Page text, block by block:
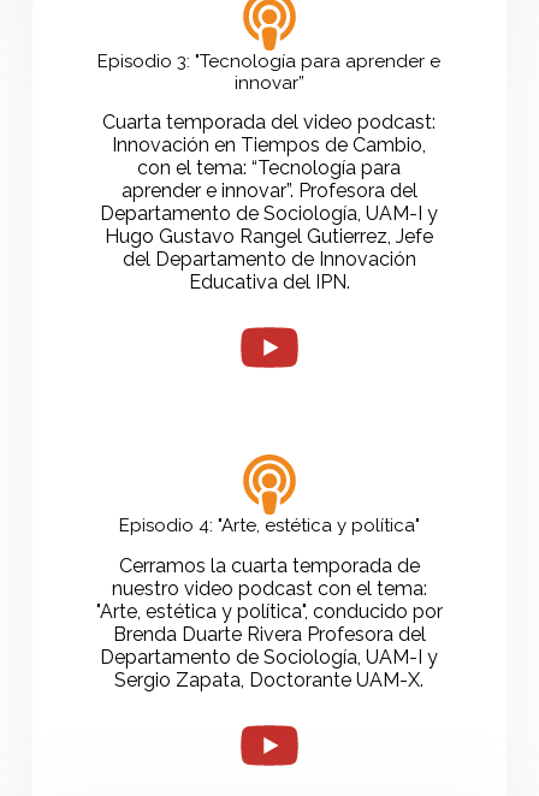
Episodio 3: "Tecnología para aprender e
innovar”
Cuarta temporada del video podcast:
Innovación en Tiempos de Cambio,
con el tema: “Tecnología para
aprender e innovar”. Profesora del
Departamento de Sociología, UAM-I y
Hugo Gustavo Rangel Gutierrez, Jefe
del Departamento de Innovación
Educativa del IPN.
Episodio 4: "Arte, estética y política"
Cerramos la cuarta temporada de
nuestro video podcast con el tema:
"Arte, estética y política", conducido por
Brenda Duarte Rivera Profesora del
Departamento de Sociología, UAM-I y
Sergio Zapata, Doctorante UAM-X.